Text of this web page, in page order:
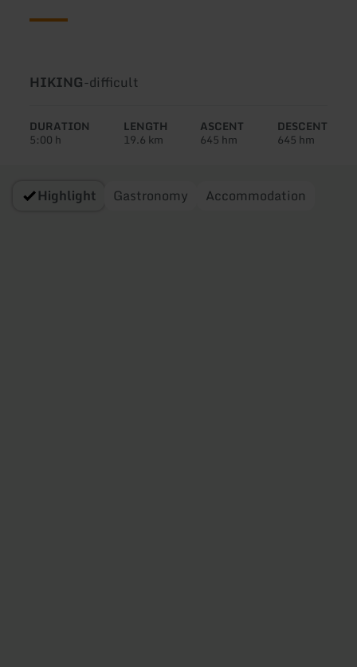
Type
tour:
HIKING-Difficulty:
difficult
DURATION
5:00 h
LENGTH
19.6 km
ASCENT
645 hm
DESCENT
645 hm
Highlight Gastronomy Accommodation